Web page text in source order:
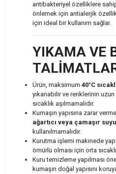
antibakteriyel özelliklere
önlemek için antialerjik
için ideal bir kullanım sağlar.
YIKAMA VE
Ürün, maksimum 40°C
yıkanabilir ve renklerinin
sıcaklık aşılmamalıdır.
Kumaşın yapısına zarar
ağartıcı veya çamaşır suyu
kullanılmamalıdır.
Kurutma işlemi makinede
ömürlü olması için orta
Kuru temizleme yapılması
kumaşın doğal yapısını